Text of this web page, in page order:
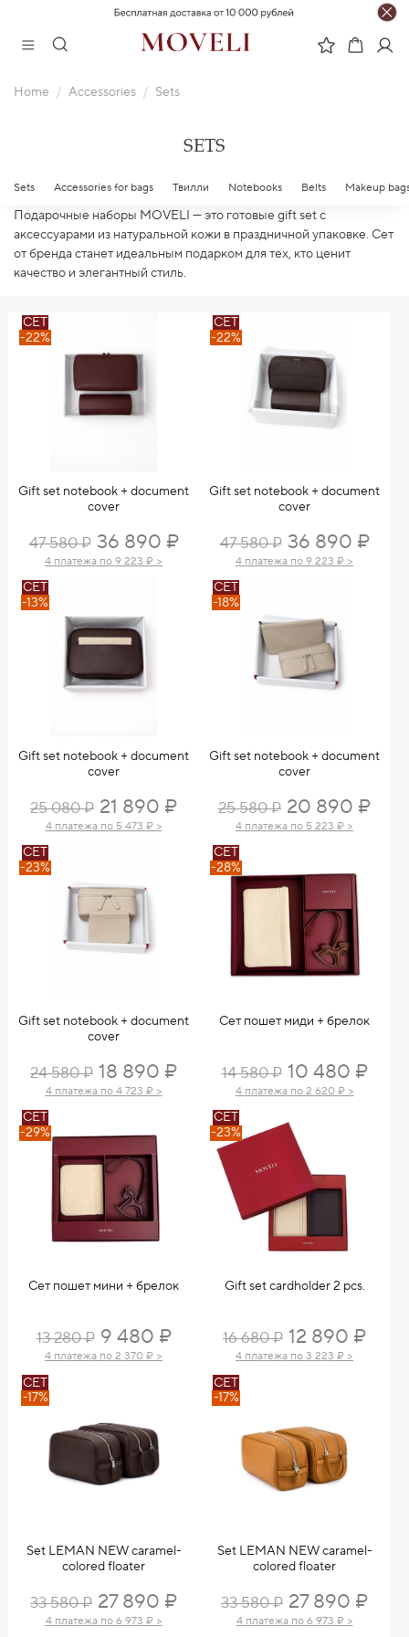
Home Accessories Sets
SETS
Sets Accessories for bags Твилли Notebooks Belts Makeup
Подарочные наборы MOVELI — это готовые gift set с
аксессуарами из натуральной кожи в праздничной упаковке. Сет
от бренда станет идеальным подарком для тех, кто ценит
качество и элегантный стиль.
СЕТ
-22%
Gift set notebook + document
cover
47 580 ₽ 36 890 ₽
4 платежа по 9 223 ₽ >
СЕТ
-22%
Gift set notebook + document
cover
47 580 ₽ 36 890 ₽
4 платежа по 9 223 ₽ >
СЕТ
-13%
Gift set notebook + document
cover
25 080 ₽ 21 890 ₽
4 платежа по 5 473 ₽ >
СЕТ
-18%
Gift set notebook + document
cover
25 580 ₽ 20 890 ₽
4 платежа по 5 223 ₽ >
СЕТ
-23%
Gift set notebook + document
cover
24 580 ₽ 18 890 ₽
4 платежа по 4 723 ₽ >
СЕТ
-28%
Сет пошет миди + брелок
14 580 ₽ 10 480 ₽
4 платежа по 2 620 ₽ >
СЕТ
-29%
Сет пошет мини + брелок
13 280 ₽ 9 480 ₽
4 платежа по 2 370 ₽ >
СЕТ
-23%
Gift set cardholder 2 pcs.
16 680 ₽ 12 890 ₽
4 платежа по 3 223 ₽ >
СЕТ
-17%
Set LEMAN NEW caramel-
colored floater
33 580 ₽ 27 890 ₽
4 платежа по 6 973 ₽ >
СЕТ
-17%
Set LEMAN NEW caramel-
colored floater
33 580 ₽ 27 890 ₽
4 платежа по 6 973 ₽ >